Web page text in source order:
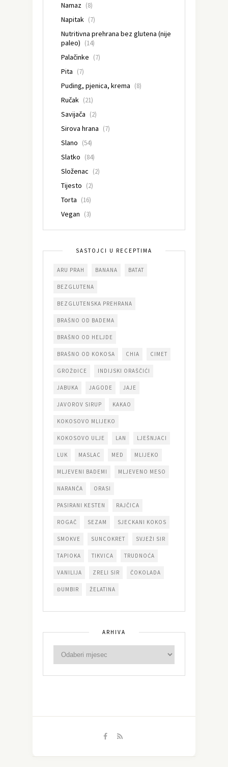
Namaz (8)
Napitak (7)
Nutritivna prehrana bez glutena (nije
paleo) (14)
Palačinke (7)
Pita (7)
Puding, pjenica, krema (8)
Ručak (21)
Savijača (2)
Sirova hrana (7)
Slano (54)
Slatko (84)
Složenac (2)
Tijesto (2)
Torta (16)
Vegan (3)
SASTOJCI U RECEPTIMA
ARU PRAH BANANA BATAT
BEZGLUTENA
BEZGLUTENSKA PREHRANA
BRAŠNO OD BADEMA
BRAŠNO OD HELJDE
BRAŠNO OD KOKOSA CHIA CIMET
GROŽĐICE INDIJSKI ORAŠČIĆI
JABUKA JAGODE JAJE
JAVOROV SIRUP KAKAO
KOKOSOVO MLIJEKO
KOKOSOVO ULJE LAN LJEŠNJACI
LUK MASLAC MED MLIJEKO
MLJEVENI BADEMI MLJEVENO MESO
NARANČA ORASI
PASIRANI KESTEN RAJČICA
ROGAČ SEZAM SJECKANI KOKOS
SMOKVE SUNCOKRET SVJEŽI SIR
TAPIOKA TIKVICA TRUDNOĆA
VANILIJA ZRELI SIR ČOKOLADA
ĐUMBIR ŽELATINA
ARHIVA